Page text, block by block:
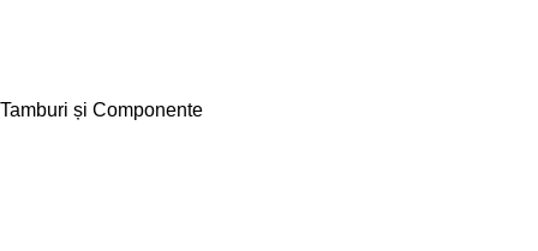
Tamburi și Componente